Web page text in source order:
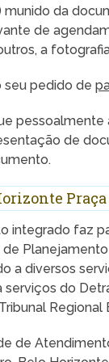
da
de
a
seu pedido de
pessoalmente
de
Praça
integrado faz
a diversos
do
Regional
de